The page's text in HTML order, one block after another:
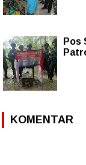
Pos
KOMENTAR